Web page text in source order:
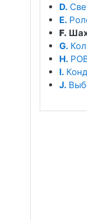
D.
E.
F.
G.
H.
I.
J.